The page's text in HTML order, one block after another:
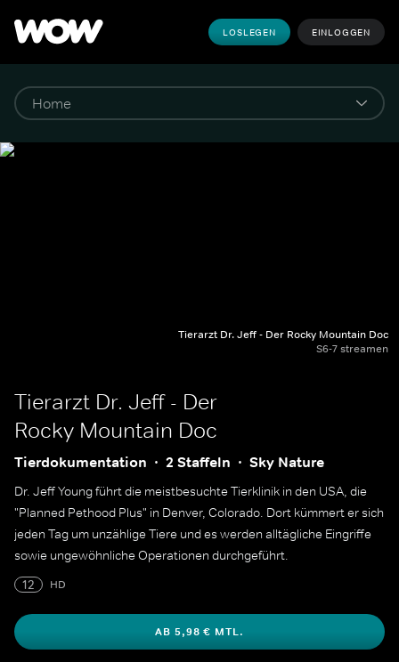
LOSLEGEN EINLOGGEN
Tierarzt Dr. Jeff - Der Rocky Mountain Doc
S6-7 streamen
Tierarzt Dr. Jeff - Der
Rocky Mountain Doc
Tierdokumentation 2 Staffeln Sky Nature
Dr. Jeff Young führt die meistbesuchte Tierklinik in den USA, die
"Planned Pethood Plus" in Denver, Colorado. Dort kümmert er sich
jeden Tag um unzählige Tiere und es werden alltägliche Eingriffe
sowie ungewöhnliche Operationen durchgeführt.
12
HD
AB 5,98 € MTL.